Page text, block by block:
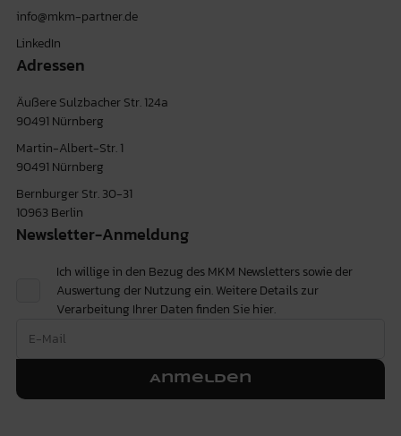
info@mkm-partner.de
LinkedIn
Adressen
Äußere Sulzbacher Str. 124a
90491 Nürnberg
Martin-Albert-Str. 1
90491 Nürnberg
Bernburger Str. 30-31
10963 Berlin
Newsletter-Anmeldung
Ich willige in den Bezug des MKM Newsletters sowie der
Auswertung der Nutzung ein. Weitere Details zur
Verarbeitung Ihrer Daten finden Siehier.
Anmelden